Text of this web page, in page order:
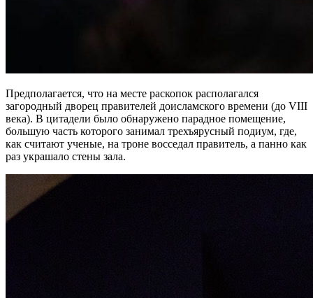
Предполагается, что на месте раскопок располагался
загородный дворец правителей доисламского времени (до VIII
века). В цитадели было обнаружено парадное помещение,
большую часть которого занимал трехъярусный подиум, где,
как считают ученые, на троне восседал правитель, а панно как
раз украшало стены зала.